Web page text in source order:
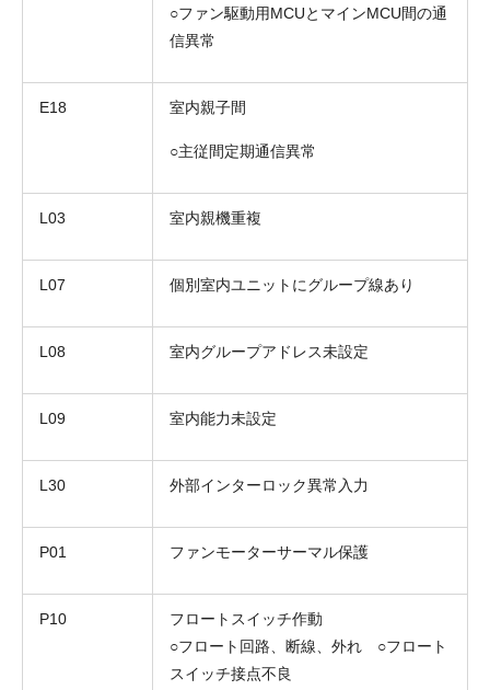
○ファン駆動用MCUとマインMCU間の通
信異常
E18 室内親子間
○主従間定期通信異常
L03 室内親機重複
L07 個別室内ユニットにグループ線あり
L08 室内グループアドレス未設定
L09 室内能力未設定
L30 外部インターロック異常入力
P01 ファンモーターサーマル保護
P10
フロートスイッチ作動
○フロート回路、断線、外れ ○フロート
スイッチ接点不良